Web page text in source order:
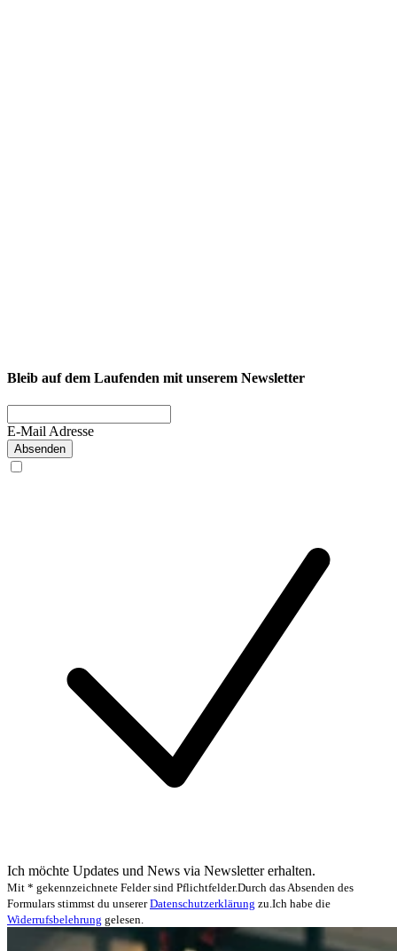
Bleib auf dem Laufenden mit unserem Newsletter
E-Mail Adresse
Absenden
Ich möchte Updates und News via Newsletter erhalten.
Mit * gekennzeichnete Felder sind Pflichtfelder.Durch das Absenden des
Formulars stimmst du unserer Datenschutzerklärung zu. Ich habe die
Widerrufsbelehrung gelesen.